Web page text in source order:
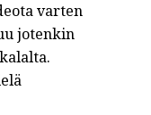
varten
jotenkin